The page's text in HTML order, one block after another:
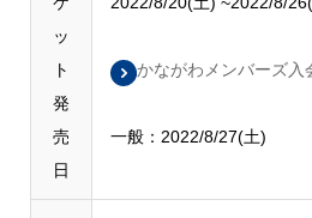
ッ
ト
発
売
日
かながわメンバーズ入
一般：2022/8/27(土)